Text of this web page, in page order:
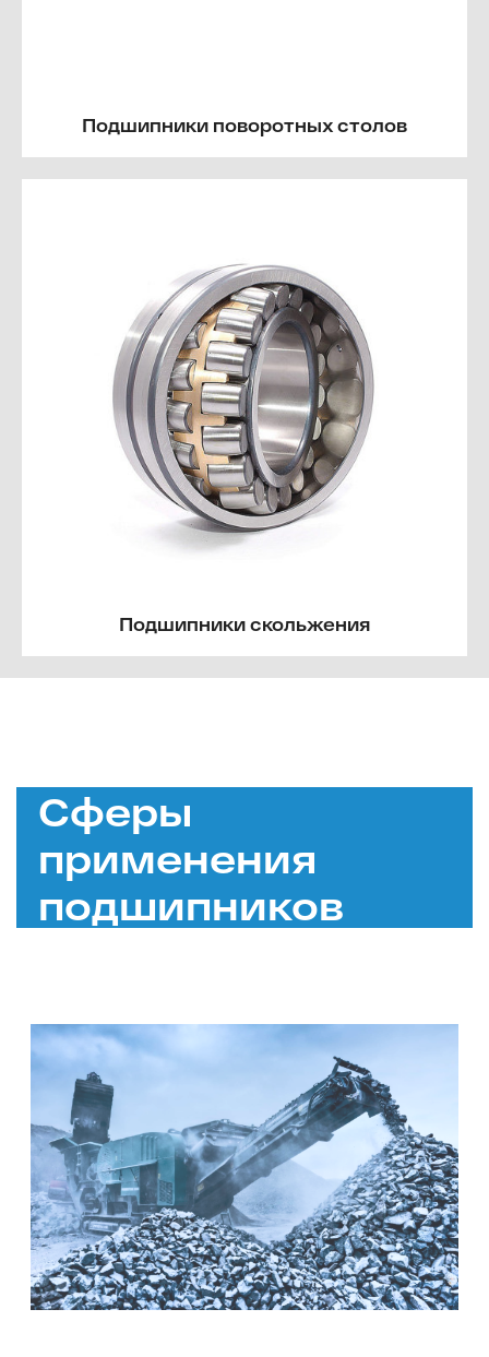
Подшипники поворотных столов
Подшипники скольжения
Сферы
применения
подшипников